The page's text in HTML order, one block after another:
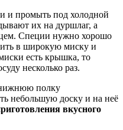
и промыть под холодной
их на дуршлаг, а
Специи нужно хорошо
в широкую миску и
есть крышка, то
несколько раз.
полку
небольшую доску и на неё
вкусного